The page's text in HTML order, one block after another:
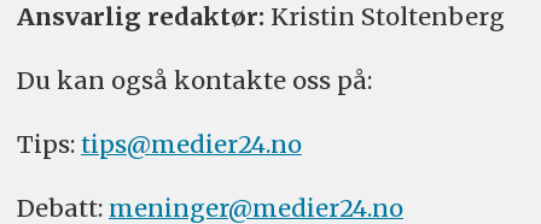
Ansvarlig redaktør: Kristin Stoltenberg
Du kan også kontakte oss på:
Tips: tips@medier24.no
Debatt: meninger@medier24.no